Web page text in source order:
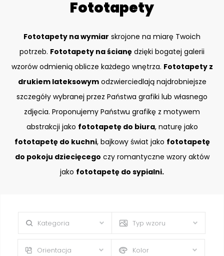
Fototapety
Fototapety na wymiar skrojone na miarę Twoich
potrzeb. Fototapety na ścianę dzięki bogatej galerii
wzorów odmienią oblicze każdego wnętrza. Fototapety z
drukiem lateksowymodzwierciedlają najdrobniejsze
szczegóły wybranej przez Państwa grafiki lub własnego
zdjęcia. Proponujemy Państwu grafikę z motywem
abstrakcji jako fototapetę do biura, naturę jako
fototapetę do kuchni, bajkowy świat jako fototapetę
do pokoju dziecięcego czy romantyczne wzory aktów
jako fototapetę do sypialni.
Kategoria Typ wzoru
Orientacja Kolor